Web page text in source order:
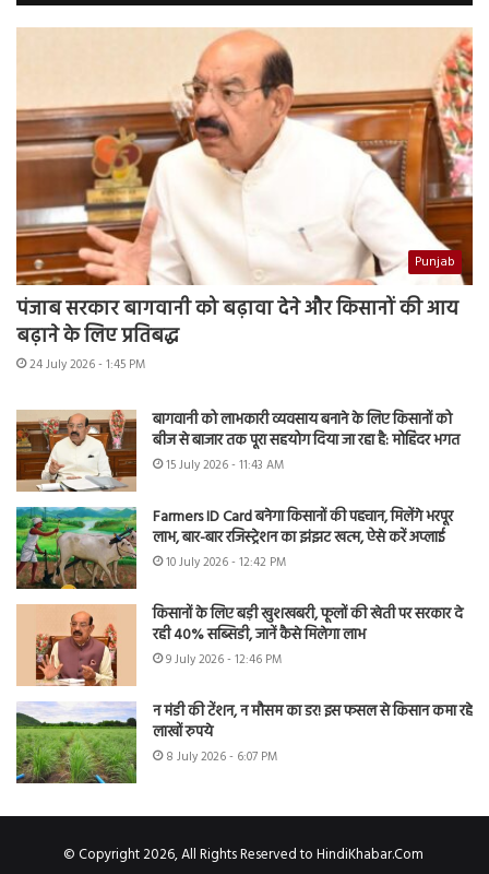
Punjab
पंजाब सरकार बागवानी को बढ़ावा देने और किसानों की आय
बढ़ाने के लिए प्रतिबद्ध
24 July 2026 - 1:45 PM
बागवानी को लाभकारी व्यवसाय बनाने के लिए किसानों को
बीज से बाजार तक पूरा सहयोग दिया जा रहा है: मोहिंदर भगत
15 July 2026 - 11:43 AM
Farmers ID Card बनेगा किसानों की पहचान, मिलेंगे भरपूर
लाभ, बार-बार रजिस्ट्रेशन का झंझट खत्म, ऐसे करें अप्लाई
10 July 2026 - 12:42 PM
किसानों के लिए बड़ी खुशखबरी, फूलों की खेती पर सरकार दे
रही 40% सब्सिडी, जानें कैसे मिलेगा लाभ
9 July 2026 - 12:46 PM
न मंडी की टेंशन, न मौसम का डर! इस फसल से किसान कमा रहे
लाखों रुपये
8 July 2026 - 6:07 PM
© Copyright 2026, All Rights Reserved to HindiKhabar.Com